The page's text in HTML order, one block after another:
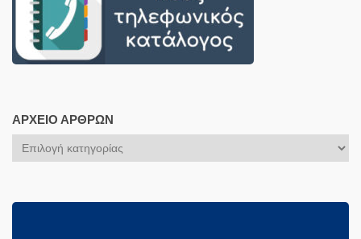
ΑΡΧΕΊΟ ΆΡΘΡΩΝ
Αρχείο
Άρθρων